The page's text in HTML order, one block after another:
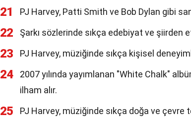
21 PJ Harvey, Patti Smith ve Bob Dylan gibi
22 Şarkı sözlerinde sıkça edebiyat ve şiirden
23 PJ Harvey, müziğinde sıkça kişisel
24
2007 yılında yayımlanan "White Chalk"
ilham alır.
25 PJ Harvey, müziğinde sıkça doğa ve çevre